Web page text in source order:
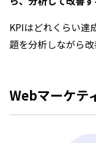
KPIはどれくらい達
題を分析しながら改
Webマーケテ